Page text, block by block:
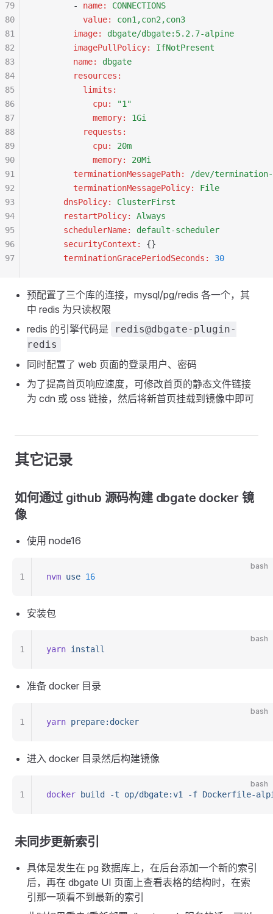
        -
name:
CONNECTIONS
          value
:
con1,con2,con3
        image
:
dbgate/dbgate:5.2.7-alpine
        imagePullPolicy
:
IfNotPresent
        name
:
dbgate
        resources
:
          limits
:
            cpu
:
"1"
            memory
:
1Gi
          requests
:
            cpu
:
20m
            memory
:
20Mi
        terminationMessagePath
:
/dev/
        terminationMessagePolicy
:
File
      dnsPolicy
:
ClusterFirst
      restartPolicy
:
Always
      schedulerName
:
default-scheduler
      securityContext
:
{}
      terminationGracePeriodSeconds
: 30
79
80
81
82
83
84
85
86
87
88
89
90
91
92
93
94
95
96
97
预配置了三个库的连接，mysql/pg/redis 各一个，其
中 redis 为只读权限
redis 的引擎代码是
redis@dbgate-plugin-
redis
同时配置了 web 页面的登录用户、密码
为了提高首页响应速度，可修改首页的静态文件链接
为 cdn 或 oss 链接，然后将新首页挂载到镜像中即可
其它记录
如何通过 github 源码构建 dbgate docker 镜
像
使用 node16
bash
nvm use 16
1
安装包
bash
yarn install
1
准备 docker 目录
bash
yarn prepare:docker
1
进入 docker 目录然后构建镜像
bash
docker build -t op/dbgate:v1 -f Dockerfile-
1
未同步更新索引
具体是发生在 pg 数据库上，在后台添加一个新的索引
后，再在 dbgate UI 页面上查看表格的结构时，在索
引那一项看不到最新的索引